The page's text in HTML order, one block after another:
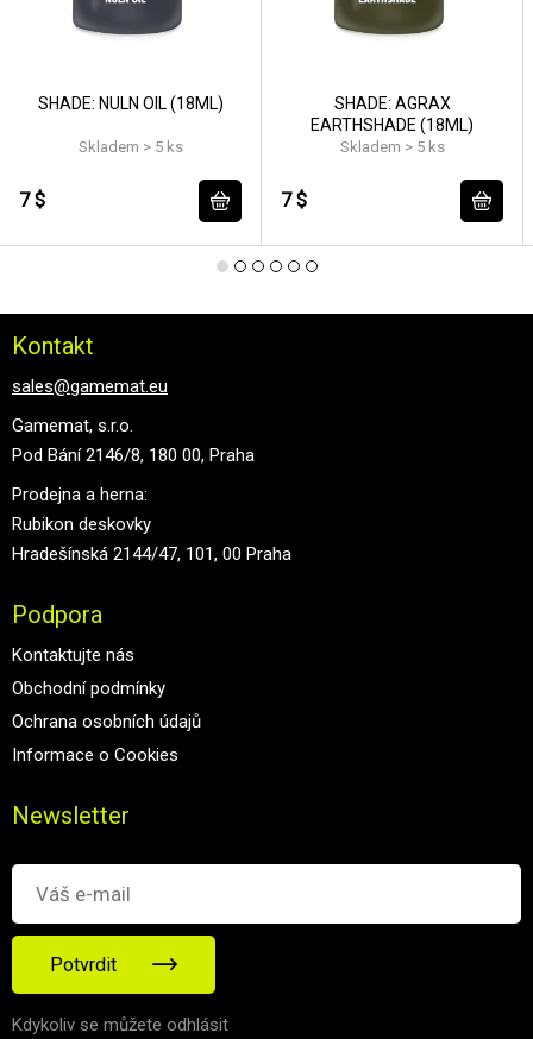
SHADE: NULN OIL (18ML)
Skladem > 5 ks
7 $
SHADE: AGRAX
EARTHSHADE (18ML)
Skladem > 5 ks
7 $
Kontakt
sales@gamemat.eu
Gamemat, s.r.o.
Pod Bání 2146/8, 180 00, Praha
Prodejna a herna:
Rubikon deskovky
Hradešínská 2144/47, 101, 00 Praha
Podpora
Kontaktujte nás
Obchodní podmínky
Ochrana osobních údajů
Informace o Cookies
Newsletter
Potvrdit
Kdykoliv se můžete odhlásit